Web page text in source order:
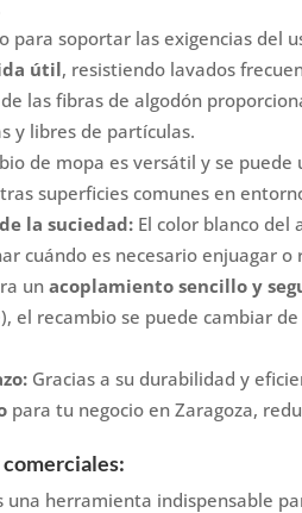
para soportar las exigencias del
útil, resistiendo lavados
las fibras de algodón
y libres de partículas.
de mopa es versátil y se
superficies comunes en
la suciedad: El color blanco
cuándo es necesario enjuagar
unacoplamiento sencillo y
el recambio se puede cambiar
Gracias a su durabilidad y
para tu negocio en Zaragoza,
una herramienta indispensable